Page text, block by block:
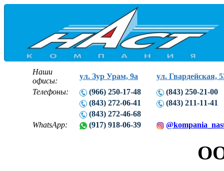
Наши
офисы:
ул. Зур Урам, 9а
ул. Гвардейская,
Телефоны:
(966) 250-17-48
(843) 250-21-00
(843) 272-06-41
(843) 211-11-41
(843) 272-46-68
WhatsApp:
(917) 918-06-39